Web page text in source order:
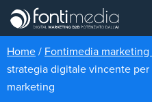
Home / Fontimedia marketing
strategia digitale vincente per
marketing